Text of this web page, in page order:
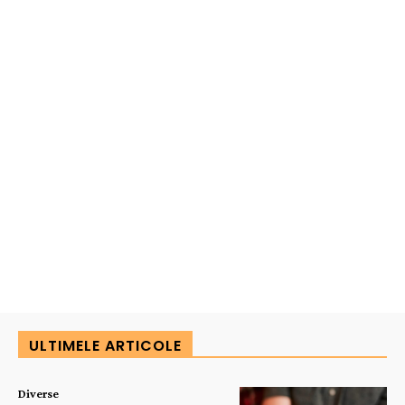
ULTIMELE ARTICOLE
Diverse